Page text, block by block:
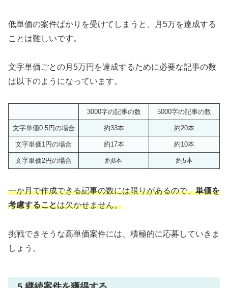
低単価の案件ばかりを受けてしまうと、月5万を達成する
ことは難しいです。
文字単価ごとの月5万円を達成するために必要な記事の数
は以下のようになっています。
3000字の記事の数 5000字の記事の数
文字単価0.5円の場合 約33本 約20本
文字単価1円の場合 約17本 約10本
文字単価2円の場合 約8本 約5本
一か月で作成できる記事の数には限りがあるので、単価を
考慮することは欠かせません。
挑戦できそうな高単価案件には、積極的に応募していきま
しょう。